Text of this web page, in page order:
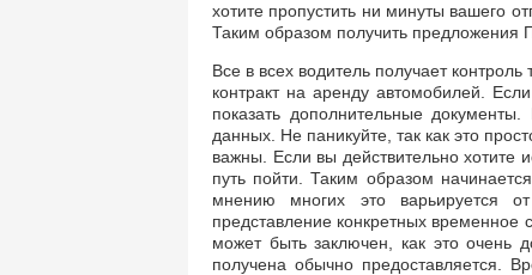
хотите пропустить ни минуты вашего
Таким образом получить предложения
Все в всех водитель получает
контракт на аренду автомобилей.
показать дополнительные
данных. Не паникуйте, так как это
важны. Если вы действительно хотите
путь пойти. Таким образом
мнению многих это варьируется
представление конкретных временное
может быть заключен, как это очень
получена обычно предоставляется.